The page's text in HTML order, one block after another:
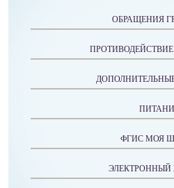
ОБРАЩЕНИЯ
ФГИС МОЯ